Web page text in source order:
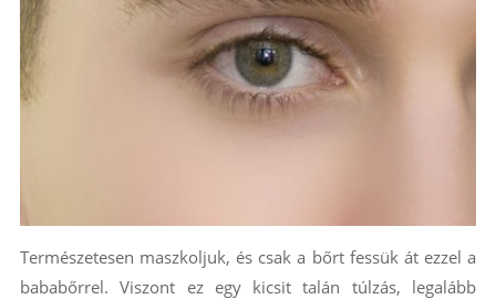
Természetesen maszkoljuk, és csak a bőrt fessük át ezzel a
bababőrrel. Viszont ez egy kicsit talán túlzás, legalább